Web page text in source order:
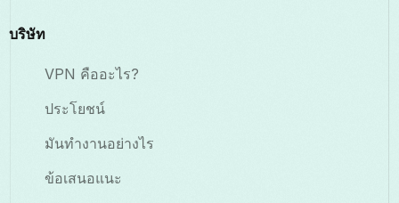
บริษัท
VPN คืออะไร?
ประโยชน์
มันทำงานอย่างไร
ข้อเสนอแนะ